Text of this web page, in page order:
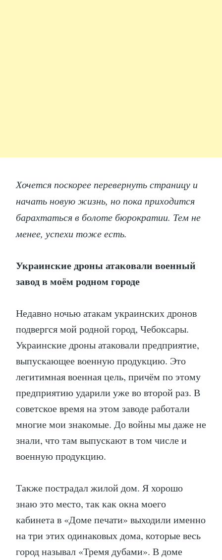
Хочется поскорее перевернуть страницу и
начать новую жизнь, но пока приходится
барахтаться в болоте бюрократии. Тем не
менее, успехи тоже есть.
Украинские дроны атаковали военный
завод в моём родном городе
Недавно ночью атакам украинских дронов
подвергся мой родной город, Чебоксары.
Украинские дроны атаковали предприятие,
выпускающее военную продукцию. Это
легитимная военная цель, причём по этому
предприятию ударили уже во второй раз. В
советское время на этом заводе работали
многие мои знакомые. До войны мы даже не
знали, что там выпускают в том числе и
военную продукцию.
Также пострадал жилой дом. Я хорошо
знаю это место, так как окна моего
кабинета в «Доме печати» выходили именно
на три этих одинаковых дома, которые весь
город называл «Тремя дубами». В доме